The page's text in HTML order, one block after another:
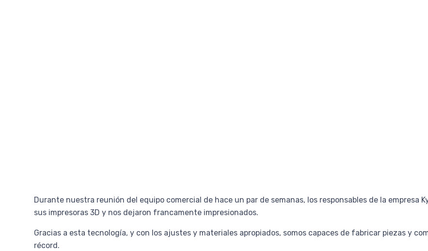
Durante nuestra reunión del equipo comercial de hace un par de semanas, los responsables de la empresa
sus impresoras 3D y nos dejaron francamente impresionados.
Gracias a esta tecnología, y con los ajustes y materiales apropiados, somos capaces de fabricar piezas y
récord.